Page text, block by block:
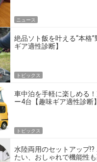
ニュース
絶品ソト飯を叶える“本格
ギア適性診断】
トピックス
車中泊を手軽に楽しめる
ー4台【趣味ギア適性診断】
トピックス
水陸両用のセットアップ!?
たい、おしゃれで機能性